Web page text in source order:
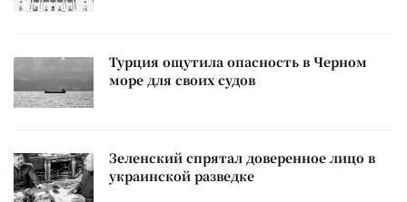
Турция ощутила опасность в Черном
море для своих судов
Зеленский спрятал доверенное лицо в
украинской разведке